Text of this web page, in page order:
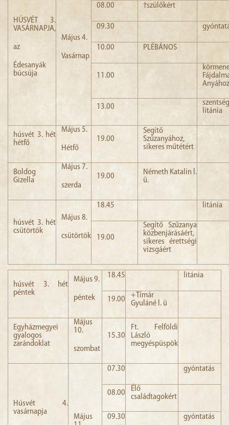
HÚSVÉT 3.
VASÁRNAPJA,
az
Édesanyák
búcsúja
Május 4.
Vasárnap
08.00 †szülőkért
09.30
10.00 PLÉBÁNOS
11.00
Anyához
13.00
litánia
húsvét 3. hét
hétfő
Május 5.
Hétfő
19.00
Segítő
Szűzanyához,
sikeres műtétért
Boldog
Gizella
Május 7.
szerda
19.00
Németh Katalin l.
ü.
húsvét 3. hét
csütörtök
Május 8.
csütörtök
18.45 litánia
19.00
Segítő Szűzanya
közbenjárásáért,
sikeres érettségi
vizsgáért
húsvét 3. hét
péntek
Május 9.
péntek
18.45 litánia
19.00
+Tímár
Gyuláné l. ü
Egyházmegyei
gyalogos
zarándoklat
Május
10.
szombat
15.30
Ft. Felföldi
László
megyéspüspök
Húsvét 4.
vasárnapja
Május
07.30 gyóntatás
08.00
Élő
családtagokért
09.30 gyóntatás